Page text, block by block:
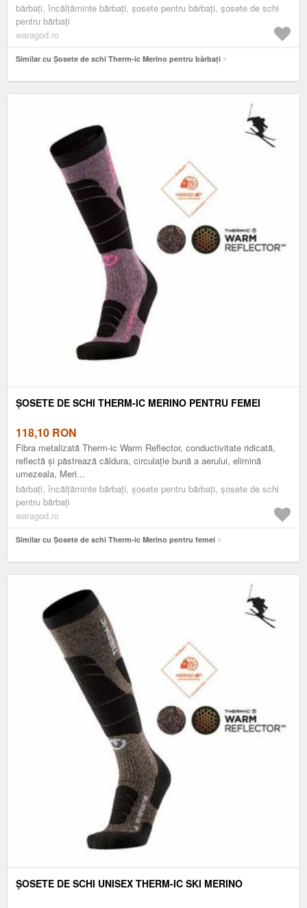
bărbați, încălțăminte bărbați, șosete pentru bărbați, șosete de schi
pentru bărbați
waragod.ro
Similar cu Șosete de schi Therm-ic Merino pentru bărbați
ȘOSETE DE SCHI THERM-IC MERINO PENTRU FEMEI
118,10 RON
Fibra metalizată Therm-ic Warm Reflector, conductivitate ridicată,
reflectă și păstrează căldura, circulație bună a aerului, elimină
umezeala, Meri...
bărbați, încălțăminte bărbați, șosete pentru bărbați, șosete de schi
pentru bărbați
waragod.ro
Similar cu Șosete de schi Therm-ic Merino pentru femei
ȘOSETE DE SCHI UNISEX THERM-IC SKI MERINO